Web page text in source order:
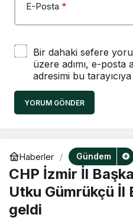
E-Posta *
Bir dahaki sefere
üzere adımı, e-posta
adresimi bu
YORUM GÖNDER
Haberler Gündem
CHP İzmir İl
Utku Gümrükçü İl
geldi